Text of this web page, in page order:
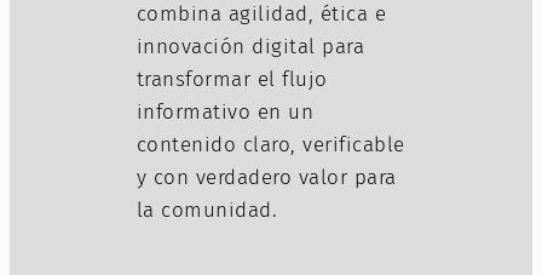
combina agilidad, ética e
innovación digital para
transformar el flujo
informativo en un
contenido claro, verificable
y con verdadero valor para
la comunidad.